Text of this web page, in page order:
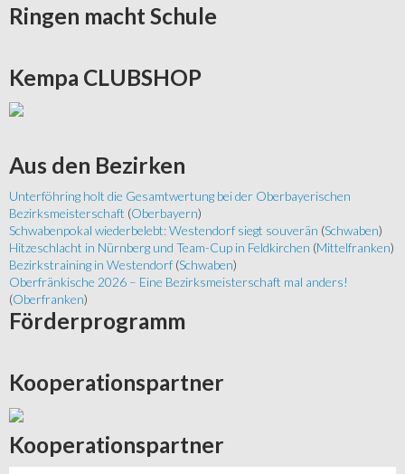
Ringen macht Schule
Kempa CLUBSHOP
Aus den Bezirken
Unterföhring holt die Gesamtwertung bei der Oberbayerischen
Bezirksmeisterschaft (Oberbayern)
Schwabenpokal wiederbelebt: Westendorf siegt souverän (Schwaben)
Hitzeschlacht in Nürnberg und Team-Cup in Feldkirchen (Mittelfranken)
Bezirkstraining in Westendorf (Schwaben)
Oberfränkische 2026 – Eine Bezirksmeisterschaft mal anders!
(Oberfranken)
Förderprogramm
Kooperationspartner
Kooperationspartner